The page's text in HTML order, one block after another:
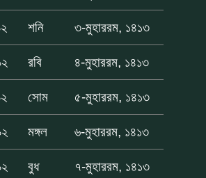
শনি ৩-মুহাররম, ১৪১৩
রবি ৪-মুহাররম, ১৪১৩
সোম ৫-মুহাররম, ১৪১৩
মঙ্গল ৬-মুহাররম, ১৪১৩
বুধ ৭-মুহাররম, ১৪১৩